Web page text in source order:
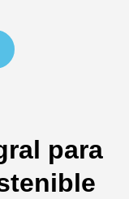
para